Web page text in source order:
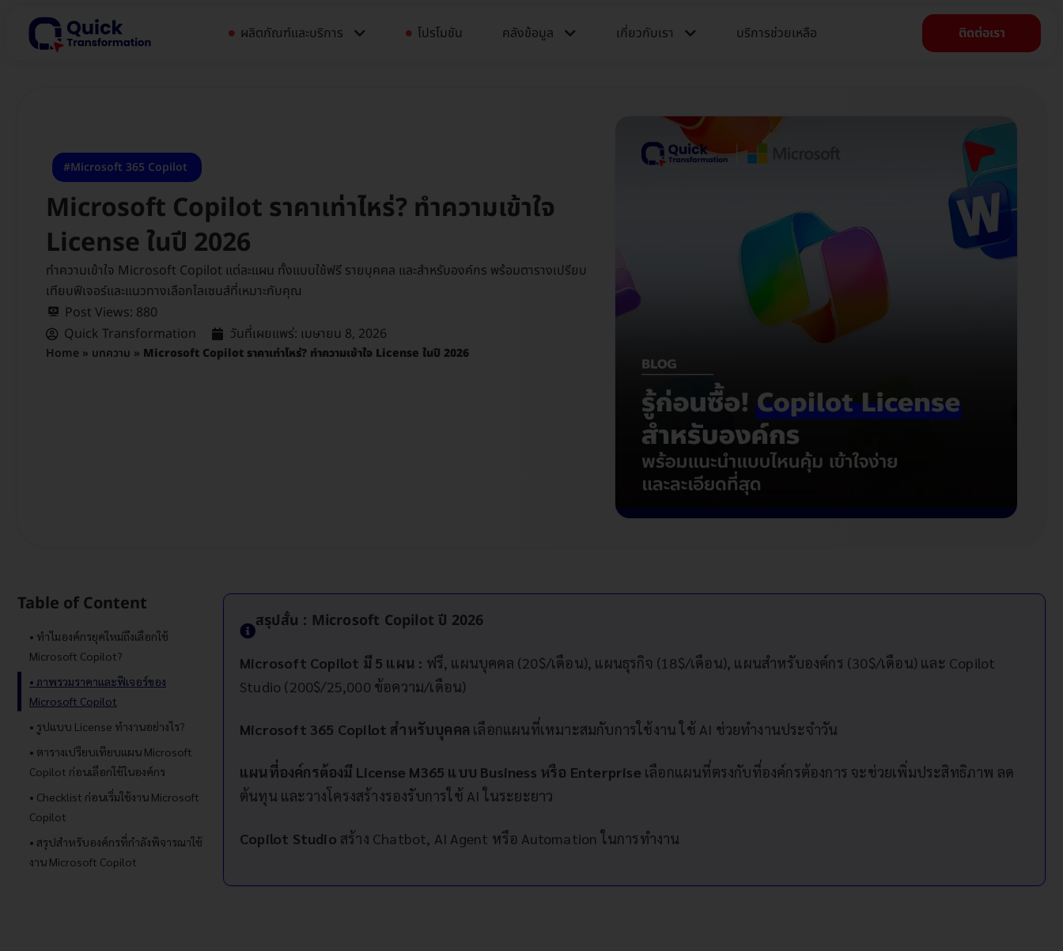
ผลิตภัณฑ์และบริการ โปรโมชัน คลังข้อมูล​​ เกี่ยวกับเรา บริการช่วยเหลือ ติดต่อเรา
Microsoft 365 Copilot
Microsoft Copilot ราคาเท่าไหร่? ทำความเข้าใจ
License ในปี 2026
ทำความเข้าใจ Microsoft Copilot แต่ละแผน ทั้งแบบใช้ฟรี รายบุคคล และสำหรับองค์กร พร้อมตารางเปรียบ
เทียบฟีเจอร์และแนวทางเลือกไลเซนส์ที่เหมาะกับคุณ
Post Views: 880
Quick Transformation
วันที่เผยแพร่: เมษายน 8, 2026
Home » บทความ » Microsoft Copilot ราคาเท่าไหร่? ทำความเข้าใจ License ในปี 2026
Table of Content
ทำไมองค์กรยุคใหม่ถึงเลือกใช้
Microsoft Copilot?
ภาพรวมราคาและฟีเจอร์ของ
Microsoft Copilot
รูปแบบ License ทำงานอย่างไร?
ตารางเปรียบเทียบแผน Microsoft
Copilot ก่อนเลือกใช้ในองค์กร
Checklist ก่อนเริ่มใช้งาน Microsoft
Copilot
สรุปสำหรับองค์กรที่กำลังพิจารณาใช้
งาน Microsoft Copilot
สรุปสั้น : Microsoft Copilot ปี 2026
Microsoft Copilot มี 5 แผน : ฟรี, แผนบุคคล (20$/เดือน), แผนธุรกิจ (18$/เดือน), แผนสำหรับองค์กร (30$/เดือน) และ Copilot
Studio (200$/25,000 ข้อความ/เดือน)
Microsoft 365 Copilot สำหรับบุคคล เลือกแผนที่เหมาะสมกับการใช้งาน ใช้ AI ช่วยทำงานประจำวัน
แผนที่องค์กรต้องมี License M365 แบบ Business หรือ Enterprise เลือกแผนที่ตรงกับที่องค์กรต้องการ จะช่วยเพิ่มประสิทธิภาพ ลด
ต้นทุน และวางโครงสร้างรองรับการใช้ AI ในระยะยาว
Copilot Studio สร้าง Chatbot, AI Agent หรือ Automation ในการทำงาน